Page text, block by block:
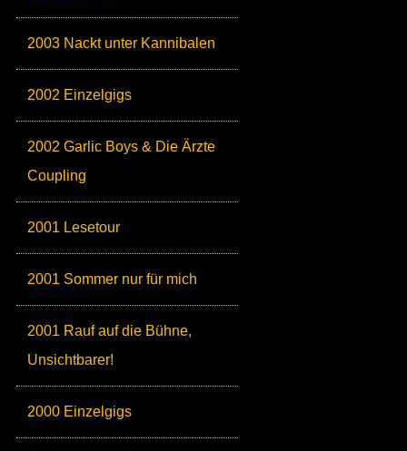
2003 Nackt unter Kannibalen
2002 Einzelgigs
2002 Garlic Boys & Die Ärzte
Coupling
2001 Lesetour
2001 Sommer nur für mich
2001 Rauf auf die Bühne,
Unsichtbarer!
2000 Einzelgigs